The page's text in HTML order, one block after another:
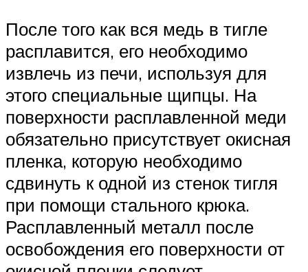
После того как вся медь в тигле
расплавится, его необходимо
извлечь из печи, используя для
этого специальные щипцы. На
поверхности расплавленной меди
обязательно присутствует окисная
пленка, которую необходимо
сдвинуть к одной из стенок тигля
при помощи стального крюка.
Расплавленный металл после
освобождения его поверхности от